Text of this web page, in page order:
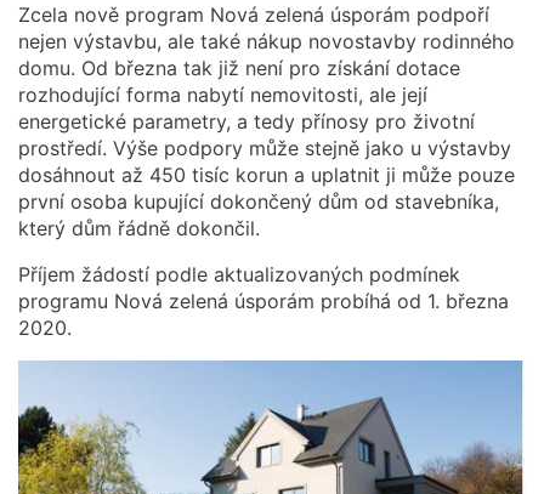
Zcela nově program Nová zelená úsporám podpoří
nejen výstavbu, ale také nákup novostavby rodinného
domu. Od března tak již není pro získání dotace
rozhodující forma nabytí nemovitosti, ale její
energetické parametry, a tedy přínosy pro životní
prostředí. Výše podpory může stejně jako u výstavby
dosáhnout až 450 tisíc korun a uplatnit ji může pouze
první osoba kupující dokončený dům od stavebníka,
který dům řádně dokončil.
Příjem žádostí podle aktualizovaných podmínek
programu Nová zelená úsporám probíhá od 1. března
2020.